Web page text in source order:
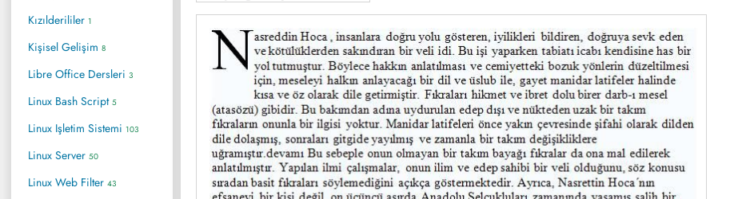
Kızılderililer 1
Kişisel Gelişim 8
Libre Office Dersleri 3
Linux Bash Script 5
Linux Işletim Sistemi 103
Linux Server 50
Linux Web Filter 43